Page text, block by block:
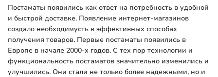
Постаматы появились как ответ на потребность в удобной
и быстрой доставке. Появление интернет-магазинов
создало необходимусть в эффективных способах
получения товаров. Первые постаматы появились в
Европе в начале 2000-х годов. С тех пор технологии и
функциональность постаматов значительно изменились и
улучшились. Они стали не только более надежными, но и